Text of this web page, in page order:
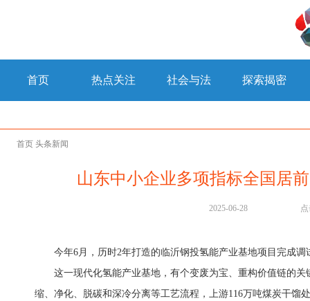
首页 热点关注 社会与法 探索揭密
首页 头条新闻
山东中小企业多项指标全国居
2025-06-28
今年6月，历时2年打造的临沂钢投氢能产业基地项目完成调
这一现代化氢能产业基地，有个变废为宝、重构价值链的
缩、净化、脱碳和深冷分离等工艺流程，上游116万吨煤炭干馏